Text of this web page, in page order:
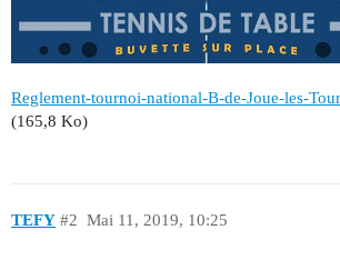
Reglement-tournoi-national-B-de-Joue-les-
(165,8 Ko)
TEFY Mai 11, 2019, 10:25
#2